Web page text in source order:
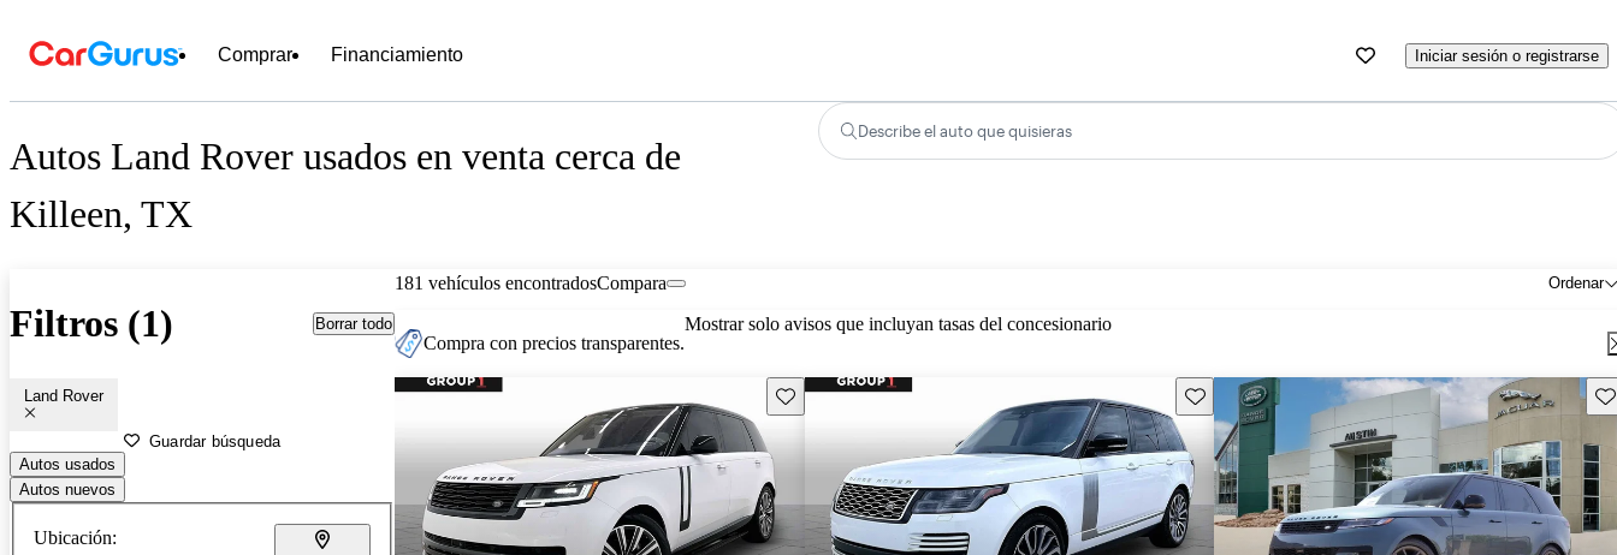
Comprar Financiamiento Iniciar sesión o registrarse
Autos Land Rover usados en venta cerca de
Killeen, TX
Describe el auto que quisieras
Filtros (1) Borrar todo
Land Rover
Guardar búsqueda
Autos usados
Autos nuevos
Ubicación:
181 vehículos encontrados Ordenar
Compara
Compra con precios transparentes.
Mostrar solo avisos que incluyan tasas del concesionario
Guarda este Aviso Guarda este Aviso